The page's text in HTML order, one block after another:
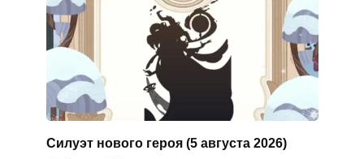
Силуэт нового героя (5 августа 2026)